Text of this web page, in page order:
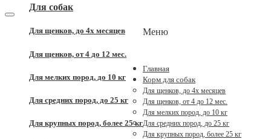
Для собак
Для щенков, до 4x месяцев
Для щенков, от 4 до 12 мес.
Для мелких пород, до 10 кг
Для средних пород, до 25 кг
Для крупных пород, более 25 кг
Меню
Главная
Корм для собак
Для щенков, до 4x месяцев
Для щенков, от 4 до 12 мес.
Для мелких пород, до 10 кг
Для средних пород, до 25 кг
Для крупных пород, более 25 кг